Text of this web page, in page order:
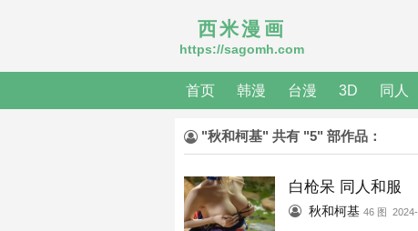
西米漫画
https://sagomh.com
首页 韩漫 台漫 3D 同人
"秋和柯基" 共有 "5" 部作品：
白枪呆 同人和服
秋和柯基 46 图